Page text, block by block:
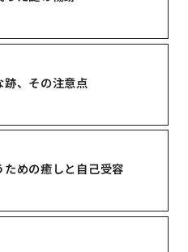
、その注意点
めの癒しと自己受容